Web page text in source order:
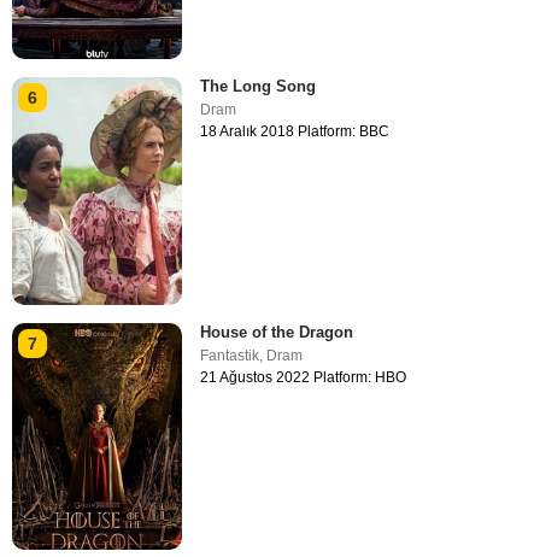
6
The Long Song
Dram
18 Aralık 2018 Platform: BBC
7
House of the Dragon
Fantastik Dram
21 Ağustos 2022 Platform: HBO